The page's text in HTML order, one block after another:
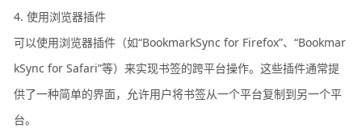
4. 使用浏览器插件
可以使用浏览器插件（如“BookmarkSync for Firefox”、“Bookmar
kSync for Safari”等）来实现书签的跨平台操作。这些插件通常提
供了一种简单的界面，允许用户将书签从一个平台复制到另一个平
台。